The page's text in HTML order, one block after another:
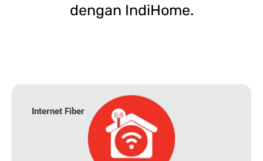
dengan IndiHome.
Internet Fiber